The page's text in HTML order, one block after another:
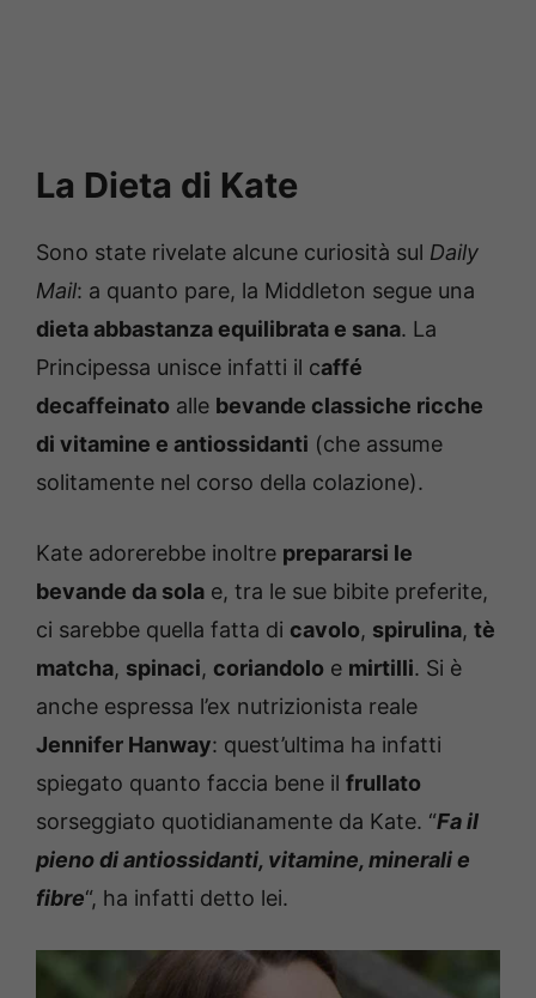
La Dieta di Kate
Sono state rivelate alcune curiosità sul Daily
Mail: a quanto pare, la Middleton segue una
dieta abbastanza equilibrata e sana. La
Principessa unisce infatti il caffé
decaffeinato alle bevande classiche ricche
di vitamine e antiossidanti (che assume
solitamente nel corso della colazione).
Kate adorerebbe inoltre prepararsi le
bevande da sola e, tra le sue bibite preferite,
ci sarebbe quella fatta di cavolo, spirulina, tè
matcha, spinaci, coriandolo e mirtilli. Si è
anche espressa l’ex nutrizionista reale
Jennifer Hanway: quest’ultima ha infatti
spiegato quanto faccia bene il frullato
sorseggiato quotidianamente da Kate. “Fa il
pieno di antiossidanti, vitamine, minerali e
fibre“, ha infatti detto lei.